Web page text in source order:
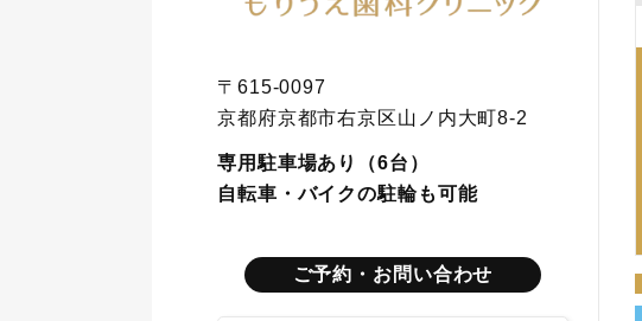
〒615-0097
京都府京都市右京区山ノ内大町8-2
専用駐車場あり（6台）
自転車・バイクの駐輪も可能
ご予約・お問い合わせ